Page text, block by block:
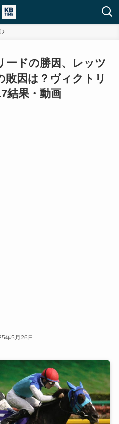
ードの勝因、レッツ
敗因は？ヴィクトリ
結果・動画
年5月26日